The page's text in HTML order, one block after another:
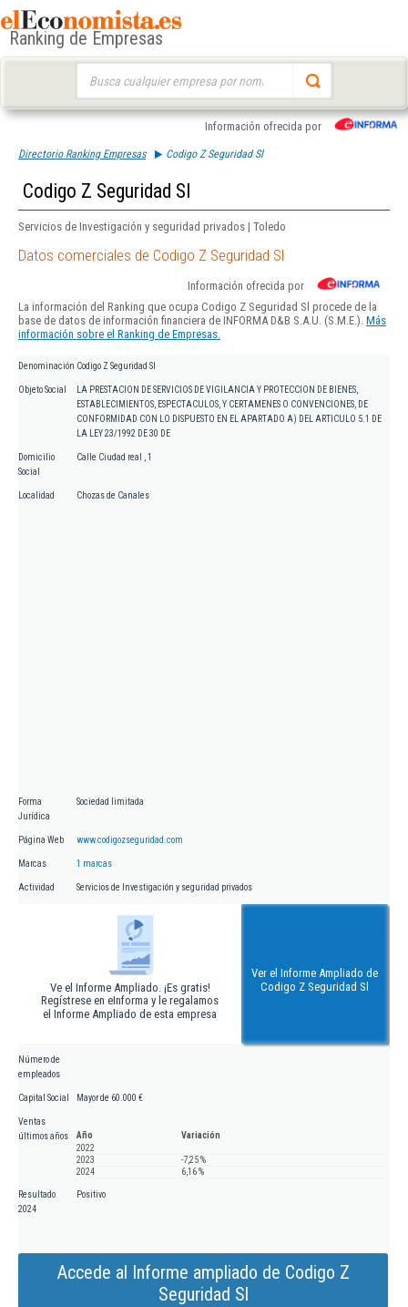
Ranking de Empresas
Información ofrecida por
Directorio Ranking Empresas Codigo Z Seguridad Sl
Codigo Z Seguridad Sl
Servicios de Investigación y seguridad privados | Toledo
Datos comerciales de Codigo Z Seguridad Sl
Información ofrecida por
La información del Ranking que ocupa Codigo Z Seguridad Sl procede de la
base de datos de información financiera de INFORMA D&B S.A.U. (S.M.E.). Más
información sobre el Ranking de Empresas.
Denominación Codigo Z Seguridad Sl
Objeto Social
LA PRESTACION DE SERVICIOS DE VIGILANCIA Y PROTECCION DE BIENES,
ESTABLECIMIENTOS, ESPECTACULOS, Y CERTAMENES O CONVENCIONES, DE
CONFORMIDAD CON LO DISPUESTO EN EL APARTADO A) DEL ARTICULO 5.1 DE
LA LEY 23/1992 DE 30 DE
Domicilio
Social
Calle Ciudad real , 1
Localidad Chozas de Canales
Forma
Jurídica
Sociedad limitada
Página Web www.codigozseguridad.com
Marcas 1 marcas
Actividad Servicios de Investigación y seguridad privados
Ve el Informe Ampliado. ¡Es gratis!
Regístrese en eInforma y le regalamos
el Informe Ampliado de esta empresa
Ver el Informe Ampliado de
Codigo Z Seguridad Sl
Número de
empleados
Capital Social Mayor de 60.000 €
Ventas
últimos años
Año
Variación
2022
2023
-7,25 %
2024
6,16 %
Resultado
2024
Positivo
Accede al Informe ampliado de Codigo Z
Seguridad Sl